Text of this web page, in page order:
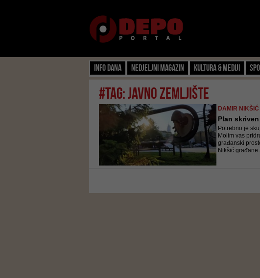
Info dana Nedjeljni magazin Kultura & Mediji
#tag: javno zemljište
DAMIR
Plan
Potrebno je
Molim vas
građanski
Nikšić građane